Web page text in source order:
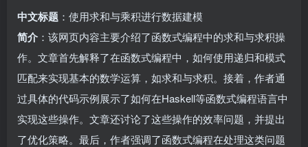
中文标题 ：使用求和与乘积进行数据建模
简介 ：该网页内容主要介绍了函数式编程中的求和与求积操
作。文章首先解释了在函数式编程中，如何使用递归和模式
匹配来实现基本的数学运算，如求和与求积。接着，作者通
过具体的代码示例展示了如何在Haskell等函数式编程语言中
实现这些操作。文章还讨论了这些操作的效率问题，并提出
了优化策略。最后，作者强调了函数式编程在处理这类问题